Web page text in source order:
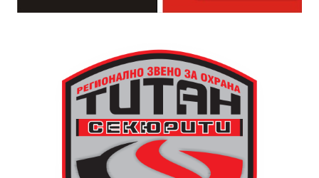
транспорт до местността Градище. Електрическият
автобус ще тръгне в 19:30 ч. от пл. „Възраждане“, а
обратно към града в 00:00 ч. – от паркинга до
поляната. Вземете със себе си връхна дреха и одеяло
или шалте! За повече информация тел. 0887907075.